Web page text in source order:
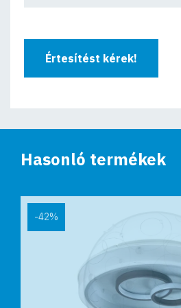
Értesítést kérek!
Hasonló termékek
-42%
-68%